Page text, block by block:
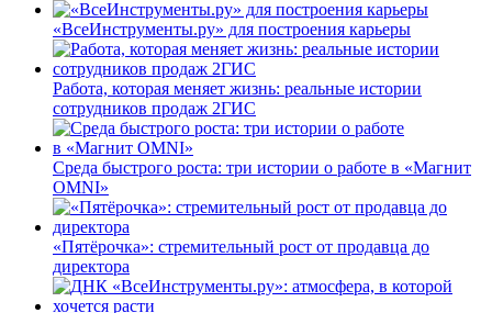
«ВсеИнструменты.ру» для построения карьеры
Работа, которая меняет жизнь: реальные истории
сотрудников продаж 2ГИС
Среда быстрого роста: три истории о работе в «Магнит
OMNI»
«Пятёрочка»: стремительный рост от продавца до
директора